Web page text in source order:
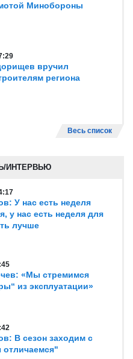
Минобороны
вручил
региона
Весь список
ИНТЕРВЬЮ
У нас есть неделя
у нас есть неделя для
лучше
«Мы стремимся
из эксплуатации»
В сезон заходим с